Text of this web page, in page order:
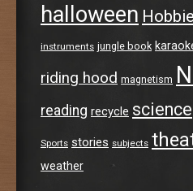
halloween
instruments jungle book
riding hood magnetism
reading recycle science
Sports stories subjects
weather